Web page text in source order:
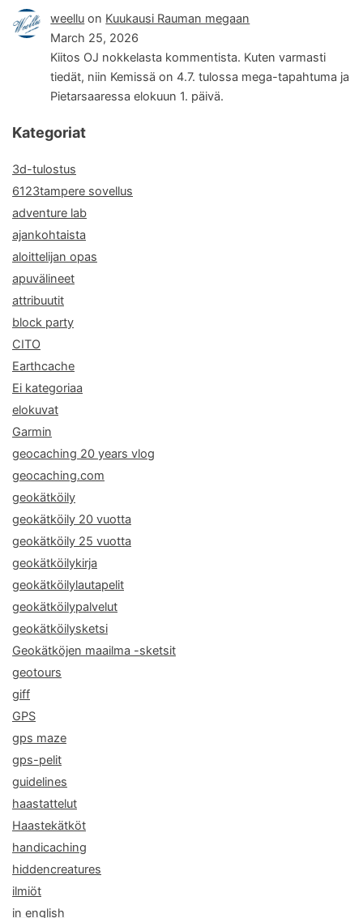
weellu on Kuukausi Rauman megaan
March 25, 2026
Kiitos OJ nokkelasta kommentista. Kuten varmasti
tiedät, niin Kemissä on 4.7. tulossa mega-tapahtuma ja
Pietarsaaressa elokuun 1. päivä.
Kategoriat
3d-tulostus
6123tampere sovellus
adventure lab
ajankohtaista
aloittelijan opas
apuvälineet
attribuutit
block party
CITO
Earthcache
Ei kategoriaa
elokuvat
Garmin
geocaching 20 years vlog
geocaching.com
geokätköily
geokätköily 20 vuotta
geokätköily 25 vuotta
geokätköilykirja
geokätköilylautapelit
geokätköilypalvelut
geokätköilysketsi
Geokätköjen maailma -sketsit
geotours
giff
GPS
gps maze
gps-pelit
guidelines
haastattelut
Haastekätköt
handicaching
hiddencreatures
ilmiöt
in english